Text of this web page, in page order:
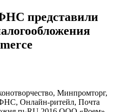
представили
Минпромторг,
Онлайн-ритейл, Почта